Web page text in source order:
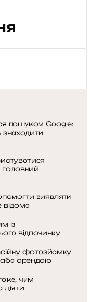
пошуком Google:
знаходити
головний
виявляти
відомо
із
відпочинку
фотозйомку
орендою
чим
діяти